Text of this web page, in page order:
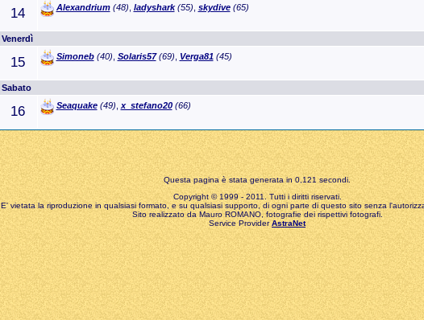
14 Alexandrium(48), ladyshark(55), skydive(65)
Venerdì
15 Simoneb(40), Solaris57(69), Verga81(45)
Sabato
16 Seaquake(49),x_stefano20(66)
Questa pagina è stata generata in 0,121 secondi.
Copyright © 1999 - 2011. Tutti i diritti riservati.
E' vietata la riproduzione in qualsiasi formato, e su qualsiasi supporto, di ogni parte di questo sito senza
Sito realizzato da Mauro ROMANO, fotografie dei rispettivi fotografi.
Service ProviderAstraNet